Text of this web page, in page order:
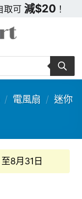
取可 減$20 ！
/ 電風扇 / 迷你
8月31日